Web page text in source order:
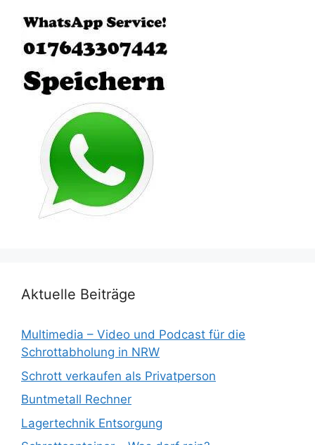
Aktuelle Beiträge
Multimedia – Video und Podcast für die
Schrottabholung in NRW
Schrott verkaufen als Privatperson
Buntmetall Rechner
Lagertechnik Entsorgung